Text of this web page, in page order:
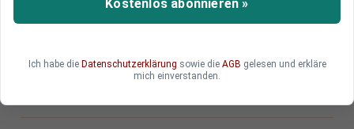
Der in Deutschland lebende 61-jährige US-
Amerikaner Mark Bryan ist auf Instagram
geworden. Er trägt High Heels und Bleistiftrock.
Kostenlos abonnieren »
Ich habe die Datenschutzerklärung sowie die AGB gelesen und erkläre
mich einverstanden.